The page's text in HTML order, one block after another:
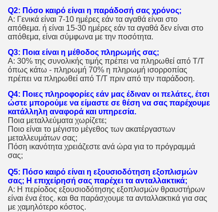
Q2: Πόσο καιρό είναι η παράδοσή σας χρόνος;
Α: Γενικά είναι 7-10 ημέρες εάν τα αγαθά είναι στο
απόθεμα. ή είναι 15-30 ημέρες εάν τα αγαθά δεν είναι στο
απόθεμα, είναι σύμφωνα με την ποσότητα.
Q3: Ποια είναι η μέθοδος πληρωμής σας;
Α: 30% της συνολικής τιμής πρέπει να πληρωθεί από T/T
όπως κάτω - πληρωμή 70% η πληρωμή ισορροπίας
πρέπει να πληρωθεί από T/T πριν από την παράδοση.
Q4: Ποιες πληροφορίες εάν μας έδιναν οι πελάτες, έτσι
ώστε μπορούμε να είμαστε σε θέση να σας παρέχουμε
κατάλληλη αναφορά και υπηρεσία.
Ποια μεταλλεύματα χωρίζετε;
Ποιο είναι το μέγιστο μέγεθος των ακατέργαστων
μεταλλευμάτων σας;
Πόση ικανότητα χρειάζεστε ανά ώρα για το πρόγραμμά
σας;
Q5: Πόσο καιρό είναι η εξουσιοδότηση εξοπλισμών
σας; Η επιχείρησή σας παρέχει τα ανταλλακτικά;
Α: Η περίοδος εξουσιοδότησης εξοπλισμών θραυστήρων
είναι ένα έτος. και θα παράσχουμε τα ανταλλακτικά για σας
με χαμηλότερο κόστος.